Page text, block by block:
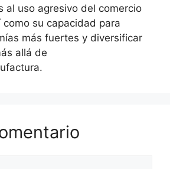
al uso agresivo del comercio
como su capacidad para
más fuertes y diversificar
allá de